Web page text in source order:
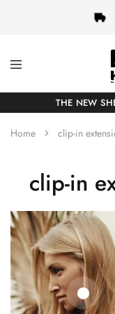
She-
Socap
Hair
THE NEW
Home clip-in
clip-in